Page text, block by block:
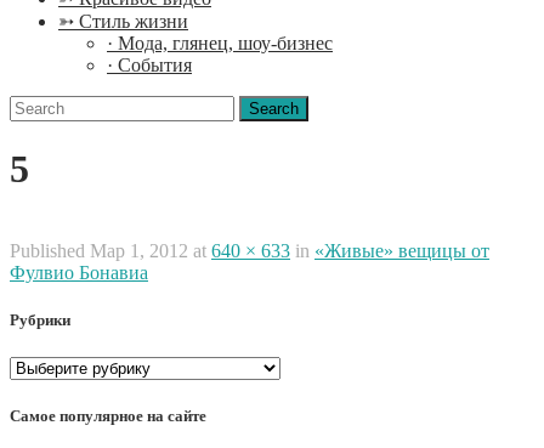
➳ Стиль жизни
· Мода, глянец, шоу-бизнес
· События
Search
for:
5
Published Мар 1, 2012 at 640 × 633 in «Живые» вещицы от
Фулвио Бонавиа
Рубрики
Рубрики
Самое популярное на сайте